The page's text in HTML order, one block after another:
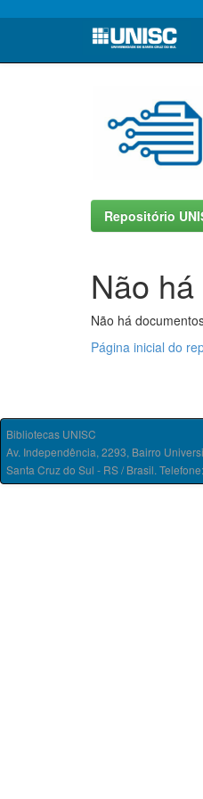
Skip
Repositório
Não
Não há
Página inicial do
Bibliotecas UNISC
Av. Independência, 2293, Bairro
Santa Cruz do Sul - RS / Brasil.